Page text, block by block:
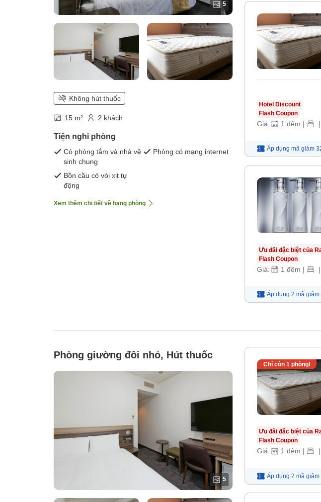
5
Không hút thuốc
15 m² 2 khách
Tiện nghi phòng
Có phòng tắm và nhà vệ
sinh chung
Phòng có mạng internet
Bồn cầu có vòi xịt tự
động
Xem thêm chi tiết về hạng phòng
Hotel Discount
Flash Coupon
Giá: 1 đêm | |
Áp dụng mã giảm
Ưu đãi đặc biệt của
Flash Coupon
Giá: 1 đêm | |
Áp dụng 2 mã giảm
Phòng giường đôi nhỏ, Hút thuốc
5
Chỉ còn 1phòng!
Ưu đãi đặc biệt của
Flash Coupon
Giá: 1 đêm | |
Áp dụng 2 mã giảm